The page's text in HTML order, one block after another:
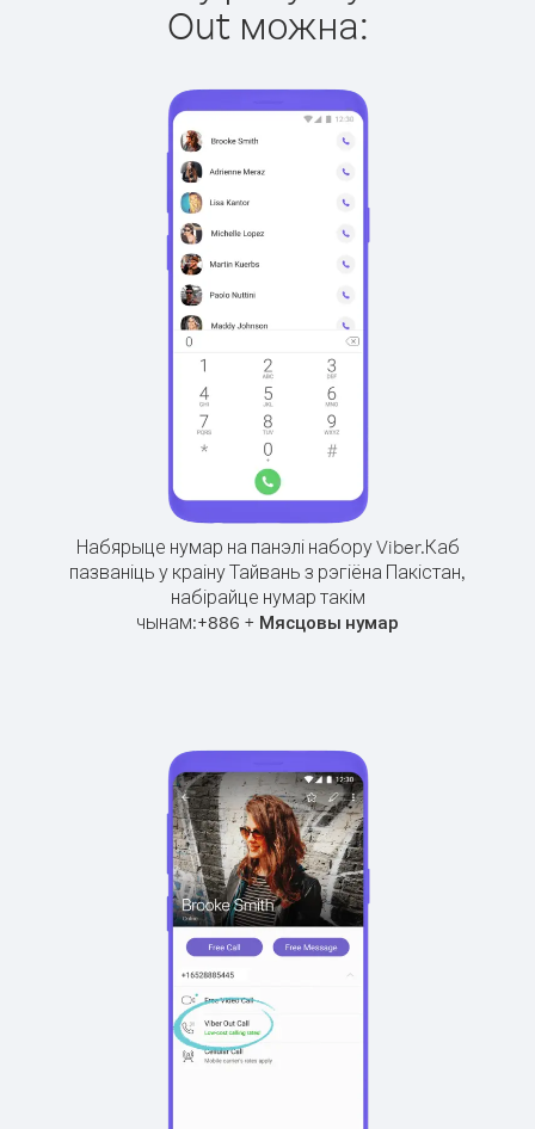
Out можна:
Набярыце нумар на панэлі набору Viber.Каб
пазваніць у краіну Тайвань з рэгіёна Пакістан,
набірайце нумар такім
чынам:+886 + Мясцовы нумар